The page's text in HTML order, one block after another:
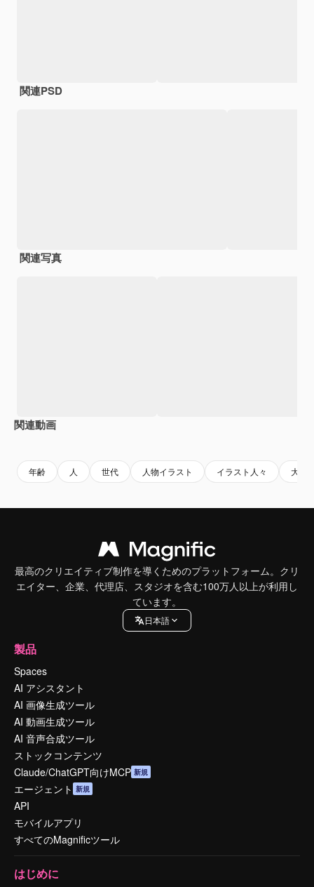
関連PSD
関連写真
関連動画
年齢 人 世代 人物イラスト イラスト人々 大人
最高のクリエイティブ制作を導くためのプラットフォーム。クリ
エイター、企業、代理店、スタジオを含む100万人以上が利用し
ています。
日本語
製品
Spaces
AI アシスタント
AI 画像生成ツール
AI 動画生成ツール
AI 音声合成ツール
ストックコンテンツ
Claude/ChatGPT向けMCP 新規
エージェント 新規
API
モバイルアプリ
すべてのMagnificツール
はじめに